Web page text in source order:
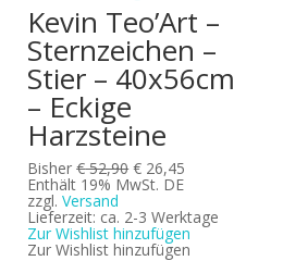
Kevin Teo’Art –
Sternzeichen –
Stier – 40x56cm
– Eckige
Harzsteine
Bisher €52,90Ursprünglicher
Preis
€ 52,90
€ 26,45
€ 26,45.
Enthält 19% MwSt. DE
zzgl.Versand
Lieferzeit: ca. 2-3 Werktage
Zur Wishlist hinzufügen
Zur Wishlist hinzufügen